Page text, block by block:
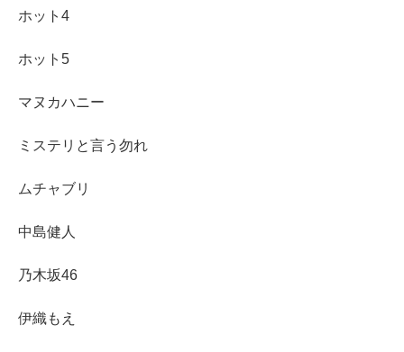
ホット4
ホット5
マヌカハニー
ミステリと言う勿れ
ムチャブリ
中島健人
乃木坂46
伊織もえ